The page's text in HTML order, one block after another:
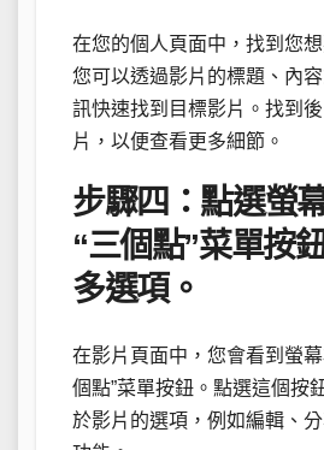
在您的個人頁面中，找到您
您可以透過影片的標題、內
訊快速找到目標影片。找到
片，以便查看更多細節。
步驟四：點選螢
“三個點”菜單按
多選項。
在影片頁面中，您會看到螢
個點”菜單按鈕。點選這個按
於影片的選項，例如編輯、